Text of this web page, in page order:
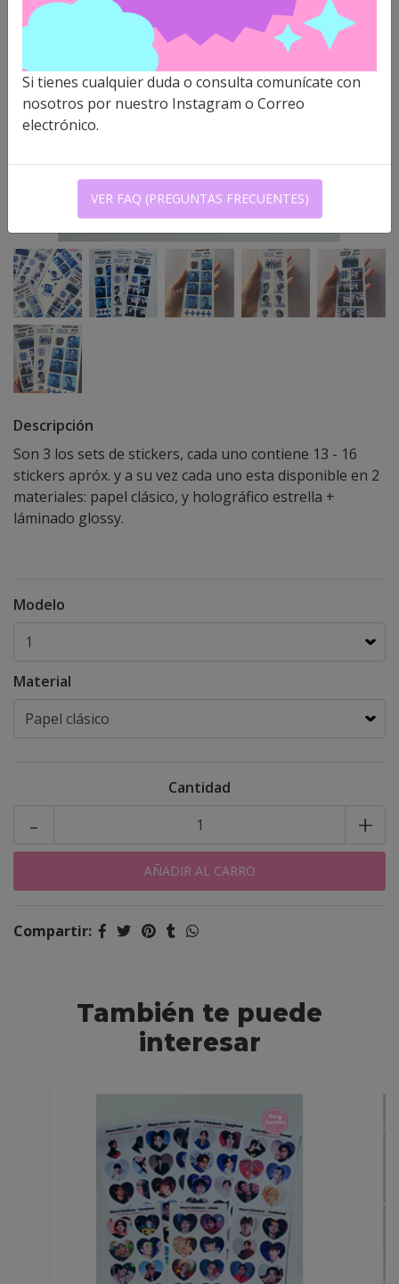
Descripción
Son 3 los sets de stickers, cada uno contiene 13 - 16
stickers apróx. y a su vez cada uno esta disponible en 2
materiales: papel clásico, y holográfico estrella +
láminado glossy.
Modelo
Material
Cantidad
+
-
Compartir:
También te puede
interesar
Si tienes cualquier duda o consulta comunícate con
nosotros por nuestro Instagram o Correo
electrónico.
VER FAQ (PREGUNTAS FRECUENTES)